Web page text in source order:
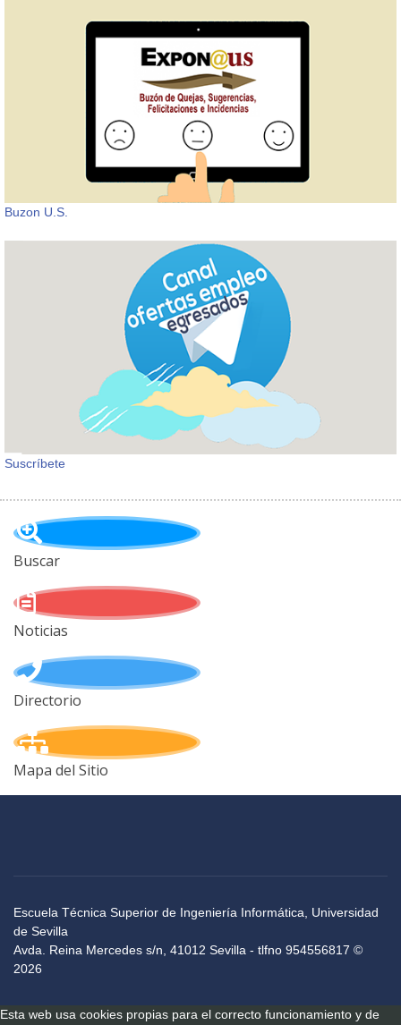
Buzon U.S.
Suscríbete
Buscar
Noticias
Directorio
Mapa del Sitio
Escuela Técnica Superior de Ingeniería Informática, Universidad
de Sevilla
Avda. Reina Mercedes s/n, 41012 Sevilla - tlfno 954556817 ©
2026
Esta web usa cookies propias para el correcto funcionamiento y de